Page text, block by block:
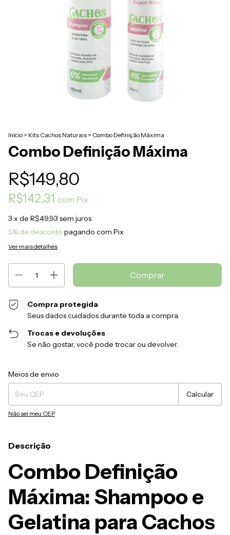
Início > Kits Cachos Naturais > Combo Definição Máxima
Combo Definição Máxima
R$149,80
R$142,31 com Pix
3 x de R$49,93 sem juros
5% de desconto pagando com Pix
Ver mais detalhes
Compra protegida
Seus dados cuidados durante toda a compra.
Trocas e devoluções
Se não gostar, você pode trocar ou devolver.
Entregas para o CEP:
Meios de envio
Calcular
Não sei meu CEP
Descrição
Combo Definição
Máxima: Shampoo e
Gelatina para Cachos